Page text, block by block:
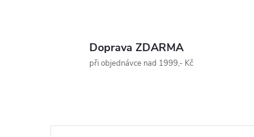
Doprava ZDARMA
při objednávce nad 1999,- Kč